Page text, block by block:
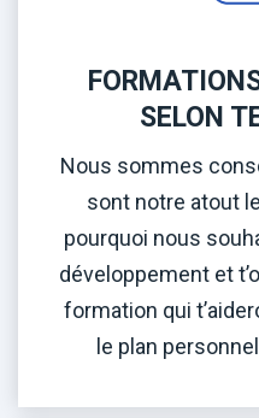
SELON
Nous sommes
sont notre atout
pourquoi nous
développement et
formation qui
le plan